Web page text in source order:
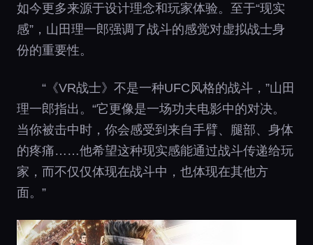
如今更多来源于设计理念和玩家体验。至于“现实
感”，山田理一郎强调了战斗的感觉对虚拟战士身
份的重要性。
“《VR战士》不是一种UFC风格的战斗，”山田
理一郎指出。“它更像是一场功夫电影中的对决。
当你被击中时，你会感受到来自手臂、腿部、身体
的疼痛……他希望这种现实感能通过战斗传递给玩
家，而不仅仅体现在战斗中，也体现在其他方
面。”